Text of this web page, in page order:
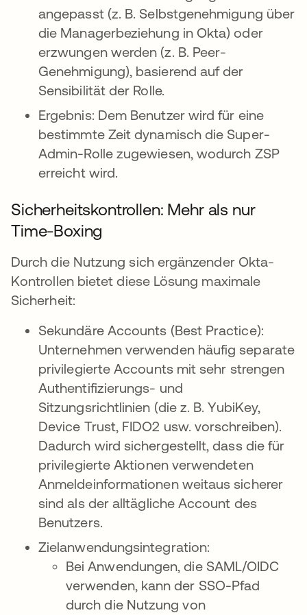
angepasst (z. B. Selbstgenehmigung über
die Managerbeziehung in Okta) oder
erzwungen werden (z. B. Peer-
Genehmigung), basierend auf der
Sensibilität der Rolle.
Ergebnis: Dem Benutzer wird für eine
bestimmte Zeit dynamisch die Super-
Admin-Rolle zugewiesen, wodurch ZSP
erreicht wird.
Sicherheitskontrollen: Mehr als nur
Time-Boxing
Durch die Nutzung sich ergänzender Okta-
Kontrollen bietet diese Lösung maximale
Sicherheit:
Sekundäre Accounts (Best Practice):
Unternehmen verwenden häufig separate
privilegierte Accounts mit sehr strengen
Authentifizierungs- und
Sitzungsrichtlinien (die z. B. YubiKey,
Device Trust, FIDO2 usw. vorschreiben).
Dadurch wird sichergestellt, dass die für
privilegierte Aktionen verwendeten
Anmeldeinformationen weitaus sicherer
sind als der alltägliche Account des
Benutzers.
Zielanwendungsintegration:
Bei Anwendungen, die SAML/OIDC
verwenden, kann der SSO-Pfad
durch die Nutzung von